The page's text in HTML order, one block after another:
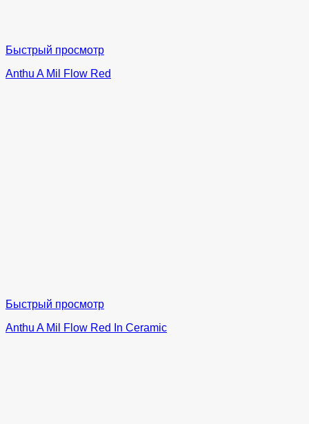
Быстрый просмотр
Anthu A Mil Flow Red
Быстрый просмотр
Anthu A Mil Flow Red In Ceramic